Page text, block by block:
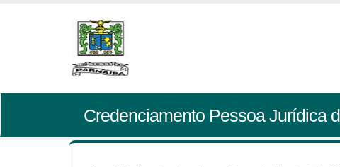
Credenciamento Pessoa Jurídica